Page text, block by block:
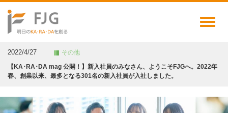
Toggle
2022/4/27
その他
【KA･RA･DA mag 公開！】新入社員のみなさん、ようこそFJGへ。2022年
春、創業以来、最多となる301名の新入社員が入社しました。